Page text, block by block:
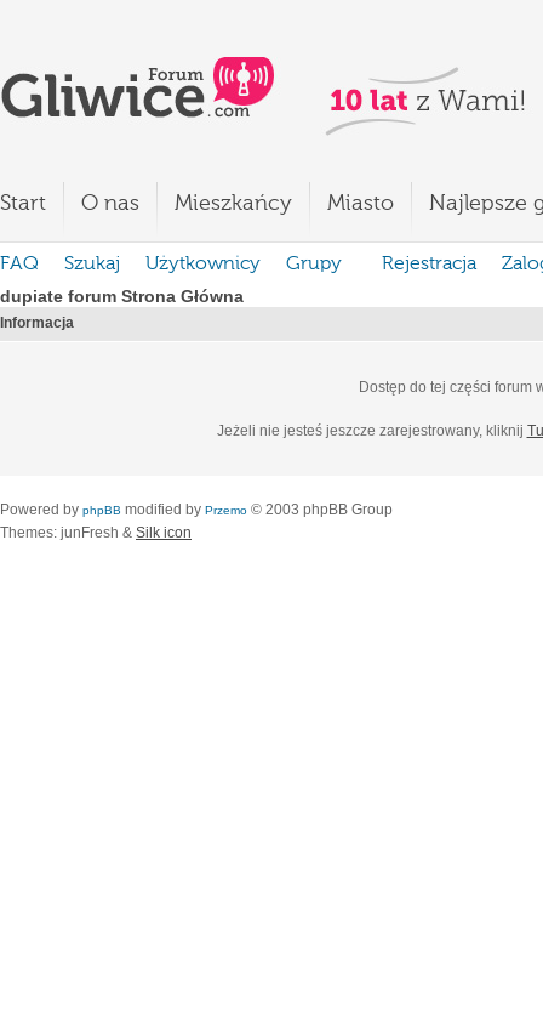
Start O nas Mieszkańcy Miasto Najlepsze
FAQ Szukaj Użytkownicy Grupy Rejestracja
dupiate forum Strona Główna
Informacja
Dostęp do tej części forum
Jeżeli nie jesteś jeszcze zarejestrowany, kliknij
Powered by phpBB modified by Przemo © 2003 phpBB Group
Themes: junFresh & Silk icon